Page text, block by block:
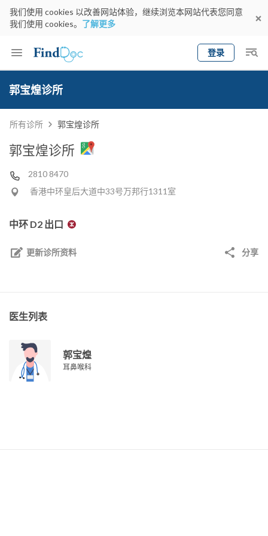
我们使用 cookies 以改善网站体验，继续浏览本网站代表您同意
我们使用 cookies。 了解更多
登录
Keyword
郭宝煌诊所
所有诊所 郭宝煌诊所
郭宝煌诊所
2810 8470
香港中环皇后大道中33号万邦行1311室
中环 D2 出口
更新诊所资料 分享
医生列表
郭宝煌
耳鼻喉科